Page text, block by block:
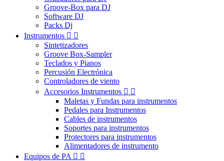
Groove-Box para DJ
Software DJ
Packs Dj
Instrumentos  
Sintetizadores
Groove Box-Sampler
Teclados y Pianos
Percusión Electrónica
Controladores de viento
Accesorios Instrumentos  
Maletas y Fundas para instrumentos
Pedales para Instrumentos
Cables de instrumentos
Soportes para instrumentos
Protectores para instrumentos
Alimentadores de instrumento
Equipos de PA  